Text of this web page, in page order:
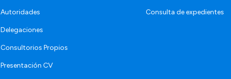
Autoridades
Delegaciones
Consultorios Propios
Presentación CV
Consulta de expedientes